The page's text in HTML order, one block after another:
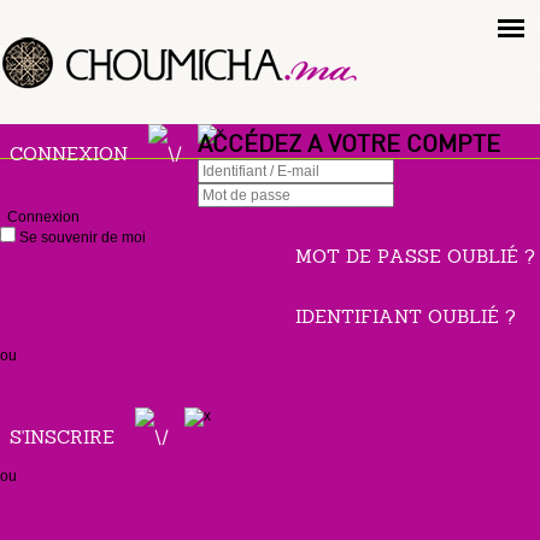
CONNEXION ACCÉDEZ A VOTRE COMPTE
Connexion
Se souvenir de moi
MOT DE PASSE OUBLIÉ ?
IDENTIFIANT OUBLIÉ ?
ou
S'INSCRIRE
ou